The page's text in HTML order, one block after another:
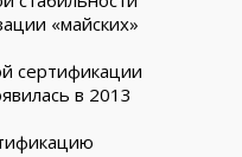
«майских»
сертификации
в 2013